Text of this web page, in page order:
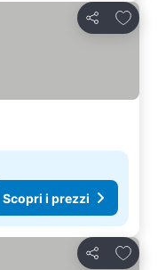
Condividi
Scopri i prezzi
Condividi